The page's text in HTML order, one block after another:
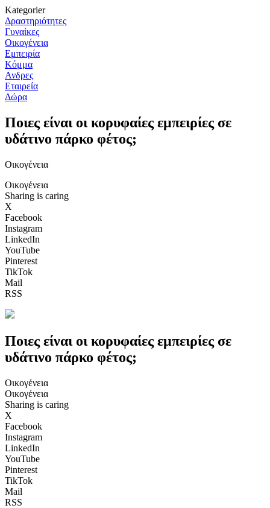
Kategorier
Δραστηριότητες
Γυναίκες
Οικογένεια
Εμπειρία
Κόμμα
Ανδρες
Εταιρεία
Δώρα
Ποιες είναι οι κορυφαίες εμπειρίες σε
υδάτινο πάρκο φέτος;
Οικογένεια
Οικογένεια
Sharing is caring
X
Facebook
Instagram
LinkedIn
YouTube
Pinterest
TikTok
Mail
RSS
Ποιες είναι οι κορυφαίες εμπειρίες σε
υδάτινο πάρκο φέτος;
Οικογένεια
Οικογένεια
Sharing is caring
X
Facebook
Instagram
LinkedIn
YouTube
Pinterest
TikTok
Mail
RSS